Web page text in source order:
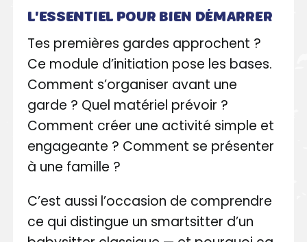
L'ESSENTIEL POUR BIEN DÉMARRER
Tes premières gardes approchent ?
Ce module d’initiation pose les bases.
Comment s’organiser avant une
garde ? Quel matériel prévoir ?
Comment créer une activité simple et
engageante ? Comment se présenter
à une famille ?
C’est aussi l’occasion de comprendre
ce qui distingue un smartsitter d’un